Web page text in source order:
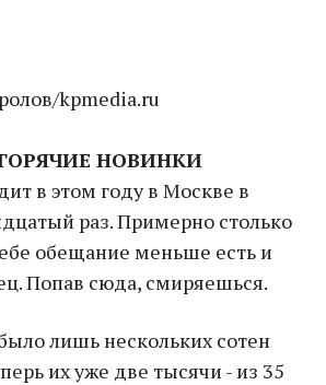
kpmedia.ru
НОВИНКИ
в этом году в Москве в
раз. Примерно столько
обещание меньше есть и
Попав сюда, смиряешься.
лишь нескольких сотен
их уже две тысячи - из 35